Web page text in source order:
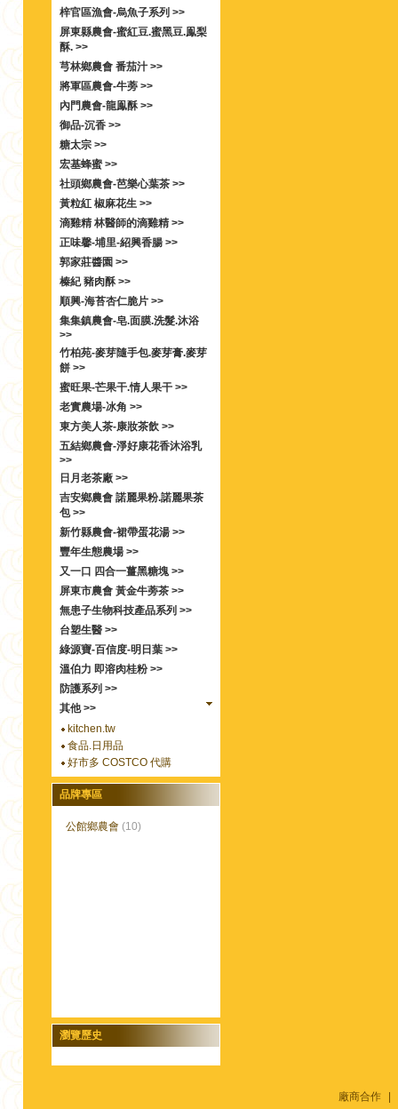
梓官區漁會-烏魚子系列 >>
屏東縣農會-蜜紅豆.蜜黑豆.鳯梨
酥. >>
芎林鄉農會 番茄汁 >>
將軍區農會-牛蒡 >>
內門農會-龍鳯酥 >>
御品-沉香 >>
糖太宗 >>
宏基蜂蜜 >>
社頭鄉農會-芭樂心葉茶 >>
黃粒紅 椒麻花生 >>
滴雞精 林醫師的滴雞精 >>
正味馨-埔里-紹興香腸 >>
郭家莊醬園 >>
榛紀 豬肉酥 >>
順興-海苔杏仁脆片 >>
集集鎮農會-皂.面膜.洗髮.沐浴
>>
竹柏苑-麥芽隨手包.麥芽膏.麥芽
餅 >>
蜜旺果-芒果干.情人果干 >>
老實農場-冰角 >>
東方美人茶-康妝茶飲 >>
五結鄉農會-淨好康花香沐浴乳
>>
日月老茶廠 >>
吉安鄉農會 諾麗果粉.諾麗果茶
包 >>
新竹縣農會-裙帶蛋花湯 >>
豐年生態農場 >>
又一口 四合一薑黑糖塊 >>
屏東市農會 黃金牛蒡茶 >>
無患子生物科技產品系列 >>
台塑生醫 >>
綠源寶-百信度-明日葉 >>
溫伯力 即溶肉桂粉 >>
防護系列 >>
其他 >>
kitchen.tw
食品.日用品
好市多 COSTCO 代購
品牌專區
公館鄉農會 (10)
瀏覽歷史
廠商合作